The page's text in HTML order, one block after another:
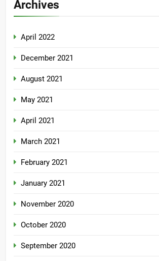
Archives
April 2022
December 2021
August 2021
May 2021
April 2021
March 2021
February 2021
January 2021
November 2020
October 2020
September 2020